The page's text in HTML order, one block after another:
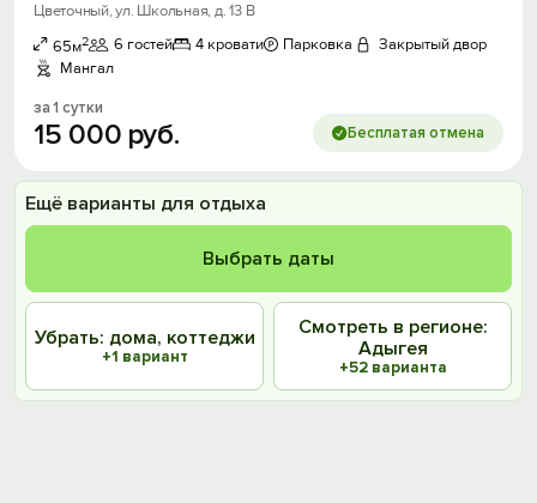
Цветочный, ул. Школьная, д. 13 В
65м2 6 гостей 4 кровати Парковка
Закрытый двор
Мангал
за 1 сутки
15 000 руб. Бесплатая отмена
Ещё варианты для отдыха
Выбрать даты
Убрать: дома, коттеджи
+1 вариант
Смотреть в регионе:
Адыгея
+52 варианта